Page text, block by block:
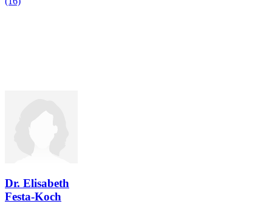
Dr. Elisabeth
Festa-Koch